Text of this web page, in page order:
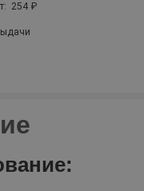
254 ₽